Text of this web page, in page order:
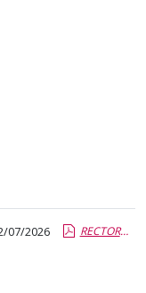
07/2026 RECTORA CD ESLOVENIA Miriam Reyes.pdf.pdf